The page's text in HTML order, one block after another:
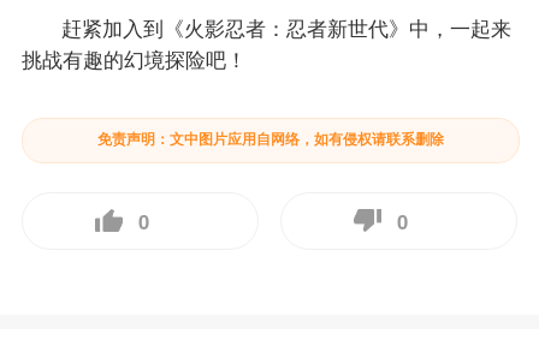
赶紧加入到《火影忍者：忍者新世代》中，一起来
挑战有趣的幻境探险吧！
免责声明：文中图片应用自网络，如有侵权请联系删除
0 0